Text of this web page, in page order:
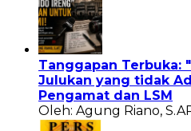
Tanggapan Terbuka:
Julukan yang tidak
Pengamat dan LSM
Oleh: Agung Riano,